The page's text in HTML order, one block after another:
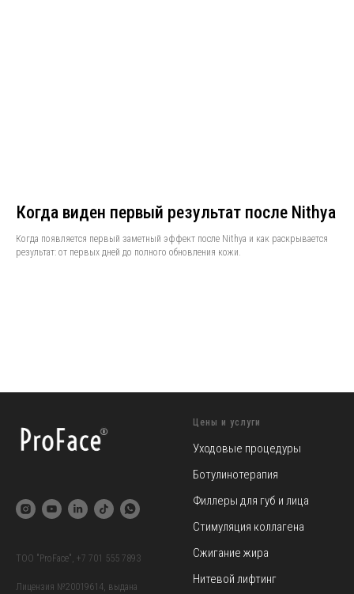
Когда виден первый результат после Nithya
Когда появляется первый заметный эффект после Nithya и как раскрывается
результат: от первых дней до полного обновления кожи.
TOO "ProFace", +7 701 555 7893
Лицензия №20019614, выдана
Цены и услуги
Уходовые процедуры
Ботулинотерапия
Филлеры для губ и лица
Стимуляция коллагена
Сжигание жира
Нитевой лифтинг